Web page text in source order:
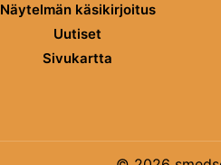
Näytelmän käsikirjoitus
Uutiset
Sivukartta